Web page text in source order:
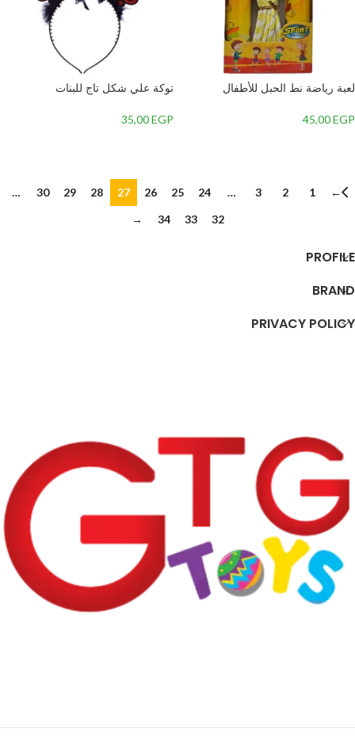
لعبة رياضة نط الحبل للأطفال
45,00EGP
توكة علي شكل تاج للبنات
35,00EGP
←
1
2
3
…
24
25
26
27
28
29
30
…
32
33
34
→
PROFILE
BRAND
PRIVACY POLICY